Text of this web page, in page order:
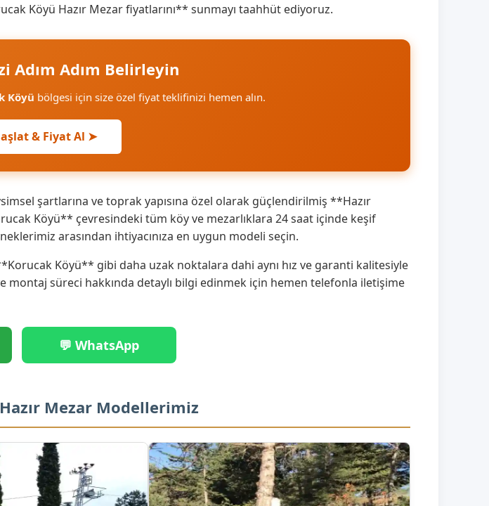
Köyü Hazır Mezar fiyatlarını** sunmayı taahhüt ediyoruz.
Adım Adım Belirleyin
Köyü bölgesi için size özel fiyat teklifinizi hemen alın.
& Fiyat Al ➤
şartlarına ve toprak yapısına özel olarak güçlendirilmiş **Hazır
Köyü** çevresindeki tüm köy ve mezarlıklara 24 saat içinde keşif
arasından ihtiyacınıza en uygun modeli seçin.
Köyü** gibi daha uzak noktalara dahi aynı hız ve garanti kalitesiyle
süreci hakkında detaylı bilgi edinmek için hemen telefonla iletişime
💬 WhatsApp
Mezar Modellerimiz